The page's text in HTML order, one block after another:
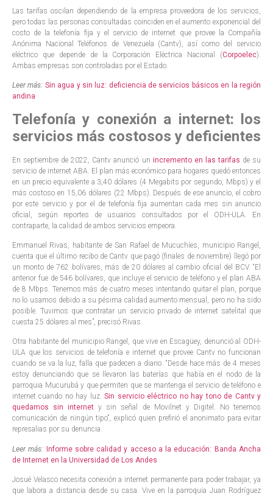
Las tarifas oscilan dependiendo de la empresa proveedora de los servicios,
pero todas las personas consultadas coinciden en el aumento exponencial del
costo de la telefonía fija y el servicio de internet que provee la Compañía
Anónima Nacional Teléfonos de Venezuela (Cantv), así como del servicio
eléctrico que depende de la Corporación Eléctrica Nacional (Corpoelec).
Ambas empresas son controladas por el Estado.
Leer más: Sin agua y sin luz: deficiencia de servicios básicos en la región
andina
Telefonía y conexión a internet: los
servicios más costosos y deficientes
En septiembre de 2022, Cantv anunció un incremento en las tarifas de su
servicio de internet ABA. El plan más económico para hogares quedó entonces
en un precio equivalente a 3,40 dólares (4 Megabits por segundo, Mbps) y el
más costoso en 15,06 dólares (22 Mbps). Después de ese anuncio, el cobro
por este servicio y por el de telefonía fija aumentan cada mes sin anuncio
oficial, según reportes de usuarios consultados por el ODH-ULA. En
contraparte, la calidad de ambos servicios empeora.
Emmanuel Rivas, habitante de San Rafael de Mucuchíes, municipio Rangel,
cuenta que el último recibo de Cantv que pagó (finales de noviembre) llegó por
un monto de 762 bolívares, más de 20 dólares al cambio oficial del BCV. “El
anterior fue de 546 bolívares, que incluye el servicio de teléfono y el plan ABA
de 8 Mbps. Tenemos más de cuatro meses intentando quitar el plan, porque
no lo usamos debido a su pésima calidad aumento mensual, pero no ha sido
posible. Tuvimos que contratar un servicio privado de internet satelital que
cuesta 25 dólares al mes”, precisó Rivas.
Otra habitante del municipio Rangel, que vive en Escagüey, denunció al ODH-
ULA que los servicios de telefonía e internet que provee Cantv no funcionan
cuando se va la luz, falla que padecen a diario. “Desde hace más de 4 meses
estoy denunciando que se llevaron las baterías que había en el nodo de la
parroquia Mucurubá y que permiten que se mantenga el servicio de teléfono e
internet cuando no hay luz.Sin servicio eléctrico no hay tono de Cantv y
quedamos sin internet y sin señal de Movilnet y Digitel. No tenemos
comunicación de ningún tipo”, explicó quien prefirió el anonimato para evitar
represalias por su denuncia.
Leer más: Informe sobre calidad y acceso a la educación: Banda Ancha
de Internet en la Universidad de Los Andes
Josué Velasco necesita conexión a internet permanente para poder trabajar, ya
que labora a distancia desde su casa. Vive en la parroquia Juan Rodríguez